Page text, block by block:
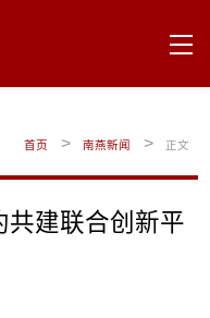
首页 > 南燕新闻 > 正文
共建联合创新平